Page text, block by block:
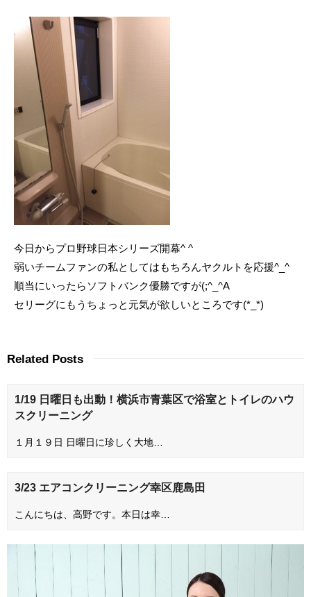
今日からプロ野球日本シリーズ開幕^ ^
弱いチームファンの私としてはもちろんヤクルトを応援^_^
順当にいったらソフトバンク優勝ですが(;^_^A
セリーグにもうちょっと元気が欲しいところです(*_*)
Related Posts
1/19 日曜日も出動！横浜市青葉区で浴室とトイレのハウ
スクリーニング
１月１９日 日曜日に珍しく大地…
3/23 エアコンクリーニング幸区鹿島田
こんにちは、高野です。本日は幸…